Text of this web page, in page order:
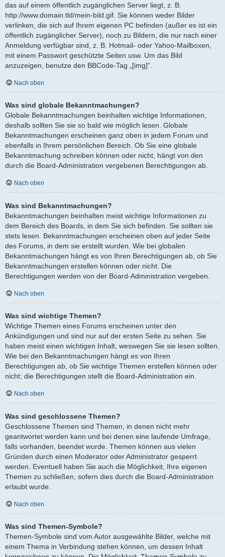
das auf einem öffentlich zugänglichen Server liegt, z. B.
http://www.domain.tld/mein-bild.gif. Sie können weder Bilder
verlinken, die sich auf Ihrem eigenen PC befinden (außer es ist ein
öffentlich zugänglicher Server), noch zu Bildern, die nur nach einer
Anmeldung verfügbar sind, z. B. Hotmail- oder Yahoo-Mailboxen,
mit einem Passwort geschützte Seiten usw. Um das Bild
anzuzeigen, benutze den BBCode-Tag „[img]“.
Nach oben
Was sind globale Bekanntmachungen?
Globale Bekanntmachungen beinhalten wichtige Informationen,
deshalb sollten Sie sie so bald wie möglich lesen. Globale
Bekanntmachungen erscheinen ganz oben in jedem Forum und
ebenfalls in Ihrem persönlichen Bereich. Ob Sie eine globale
Bekanntmachung schreiben können oder nicht, hängt von den
durch die Board-Administration vergebenen Berechtigungen ab.
Nach oben
Was sind Bekanntmachungen?
Bekanntmachungen beinhalten meist wichtige Informationen zu
dem Bereich des Boards, in dem Sie sich befinden. Sie sollten sie
stets lesen. Bekanntmachungen erscheinen oben auf jeder Seite
des Forums, in dem sie erstellt wurden. Wie bei globalen
Bekanntmachungen hängt es von Ihren Berechtigungen ab, ob Sie
Bekanntmachungen erstellen können oder nicht. Die
Berechtigungen werden von der Board-Administration vergeben.
Nach oben
Was sind wichtige Themen?
Wichtige Themen eines Forums erscheinen unter den
Ankündigungen und sind nur auf der ersten Seite zu sehen. Sie
haben meist einen wichtigen Inhalt, weswegen Sie sie lesen sollten.
Wie bei den Bekanntmachungen hängt es von Ihren
Berechtigungen ab, ob Sie wichtige Themen erstellen können oder
nicht; die Berechtigungen stellt die Board-Administration ein.
Nach oben
Was sind geschlossene Themen?
Geschlossene Themen sind Themen, in denen nicht mehr
geantwortet werden kann und bei denen eine laufende Umfrage,
falls vorhanden, beendet wurde. Themen können aus vielen
Gründen durch einen Moderator oder Administrator gesperrt
werden. Eventuell haben Sie auch die Möglichkeit, Ihre eigenen
Themen zu schließen, sofern dies durch die Board-Administration
erlaubt wurde.
Nach oben
Was sind Themen-Symbole?
Themen-Symbole sind vom Autor ausgewählte Bilder, welche mit
einem Thema in Verbindung stehen können, um dessen Inhalt